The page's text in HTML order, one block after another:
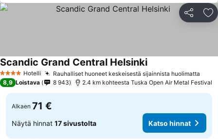
Jaa
4 Tähtiluokitus
Hotelli Rauhalliset huoneet keskeisestä sijainnista huolimatta
Scandic Grand Central HelsinkiKatso hinnat
8,9 Loistava 8 943 2.4 km kohteesta Tuska Open Air Metal Festival
Alkaen 71 €
Näytä hinnat 17 sivustolta Katso hinnat